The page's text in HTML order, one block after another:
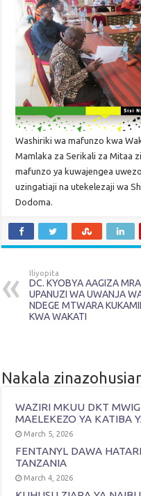
Washiriki wa mafunzo kwa
Mamlaka za Serikali za Mitaa
mafunzo ya kuwajengea
uzingatiaji na utekelezaji wa
Dodoma.
Iliyopita
DC. KYOBYA AAGIZA
UPANUZI WA UWANJA
NDEGE MTWARA
KWA WAKATI
Nakala
WAZIRI MKUU DKT
MAELEKEZO YA KATIBA
March 5, 2026
FENTANYL DAWA
TANZANIA
March 4, 2026